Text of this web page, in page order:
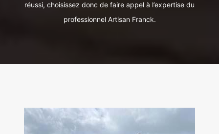
réussi, choisissez donc de faire appel à l’expertise du
professionnel Artisan Franck.